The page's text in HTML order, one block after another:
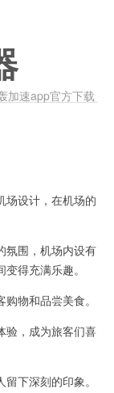
加速app官方下载
设计，在机场的
围，机场内设有
得充满乐趣。
物和品尝美食。
，成为旅客们喜
下深刻的印象。